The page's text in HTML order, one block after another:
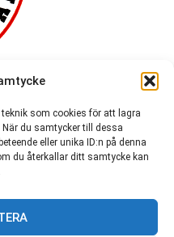
teknik som cookies för att lagra
du samtycker till dessa
eller unika ID:n på denna
du återkallar ditt samtycke kan